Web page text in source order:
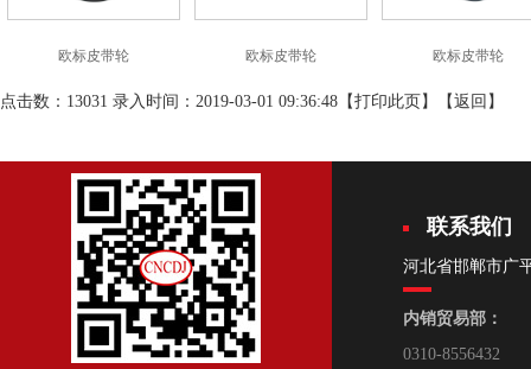
欧标皮带轮 欧标皮带轮 欧标皮带轮
点击数：13031 录入时间：2019-03-01 09:36:48【打印此页 】【返回 】
联系我们
河北省邯郸市广
内销贸易部：
0310-8556432